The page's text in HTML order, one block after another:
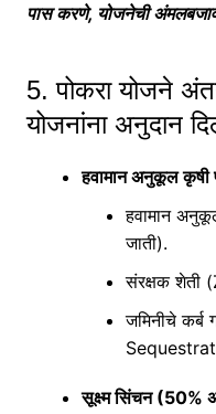
पास करणे, योजनेची
5.पोकरा योजने
योजनांना अनुदान
हवामान अनुकूल कृषी
हवामान
जाती).
संरक्षक शेती
जमिनीचे
सूक्ष्म सिंचन(50%